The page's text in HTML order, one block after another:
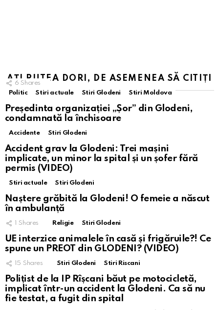
AȚI PUTEA DORI, DE ASEMENEA SĂ CITIȚI
6 Shares
Politic
Stiri actuale Stiri Glodeni Stiri Moldova
Președinta organizației „Șor” din Glodeni,
condamnată la închisoare
Accidente Stiri Glodeni
Accident grav la Glodeni: Trei mașini
implicate, un minor la spital și un șofer fără
permis (VIDEO)
Stiri actuale Stiri Glodeni
Naștere grăbită la Glodeni! O femeie a născut
în ambulanță
1 Shares Religie Stiri Glodeni
UE interzice animalele în casă și frigăruile?! Ce
spune un PREOT din GLODENI? (VIDEO)
15 Shares Stiri Glodeni Stiri Riscani
Polițist de la IP Rîșcani băut pe motocicletă,
implicat într-un accident la Glodeni. Ca să nu
fie testat, a fugit din spital